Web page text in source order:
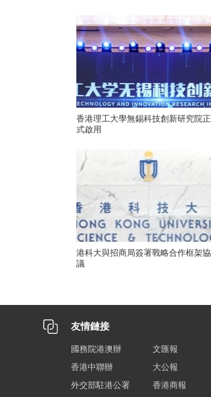
香港理工大學無錫科技創新研究院正
式啟用
港科大與招商局簽署戰略合作框架協
議
友情鏈接
國務院港澳辦
文匯報
香港中聯辦
大公報
外交部駐港公署
香港商報